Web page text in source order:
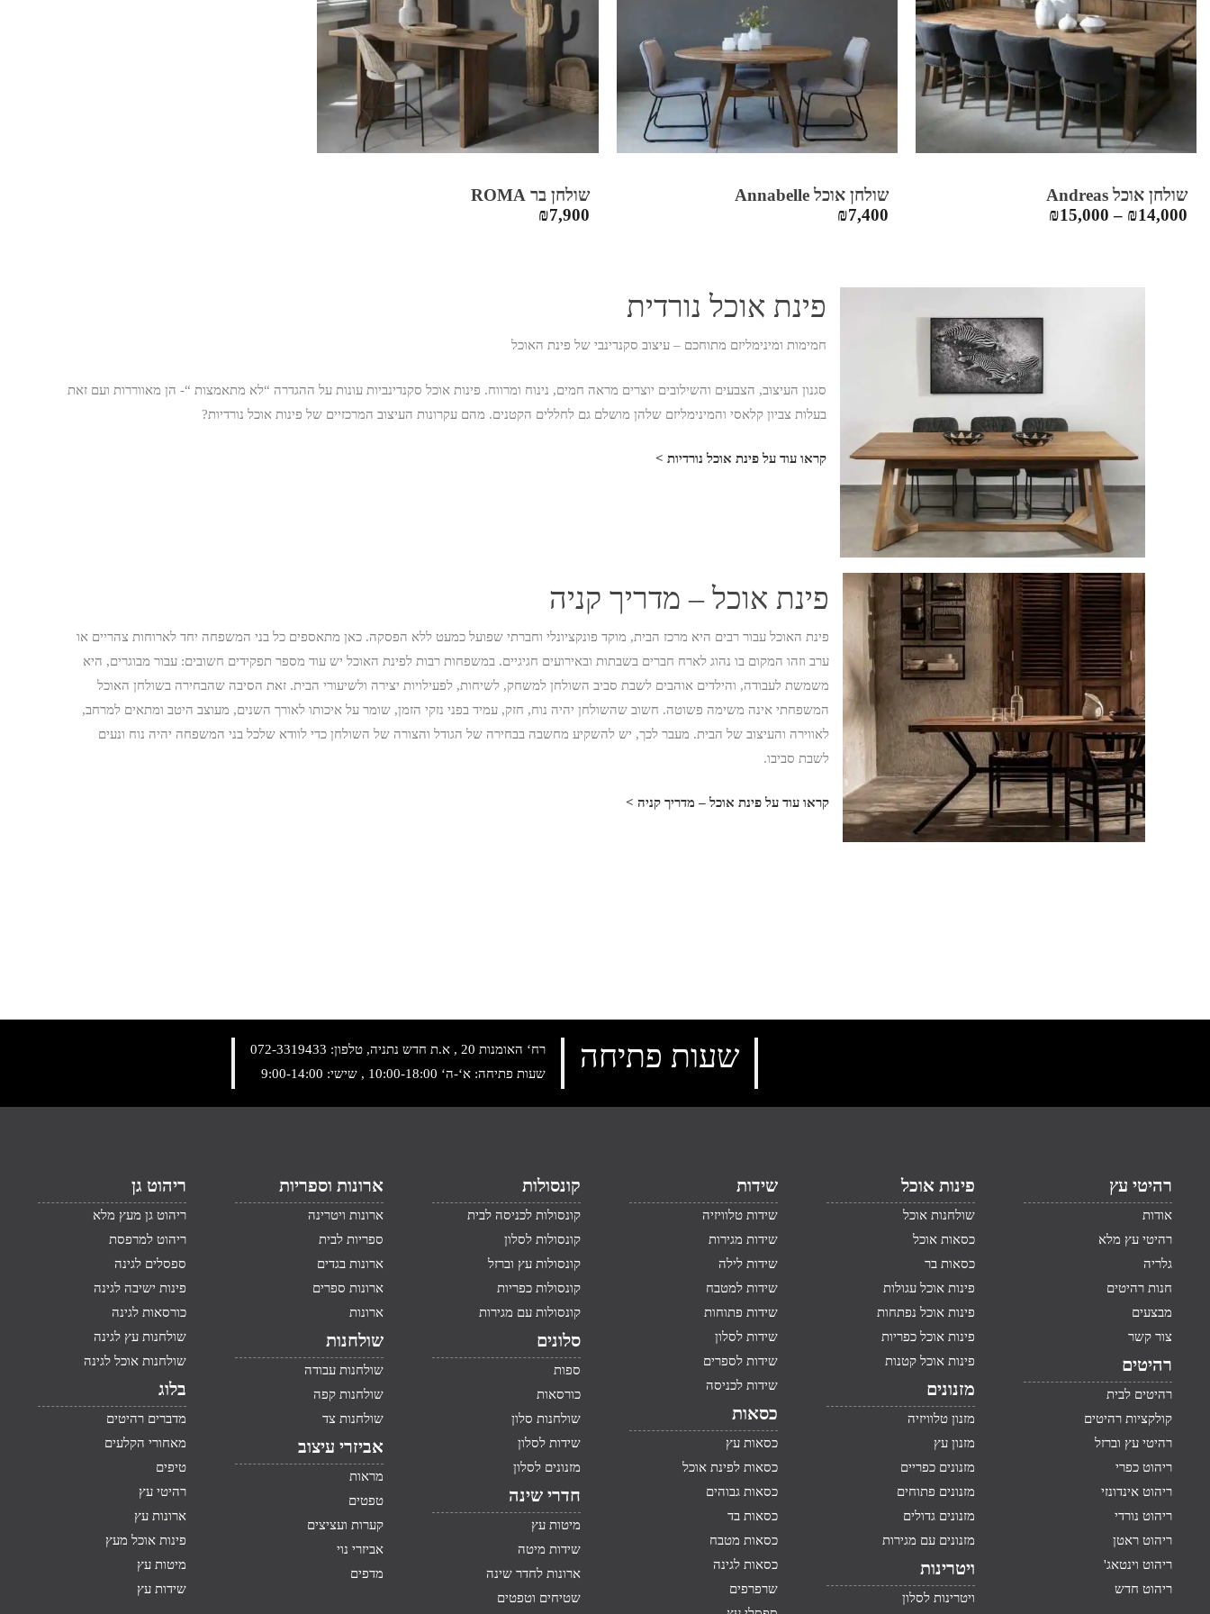
שולחן אוכל Andreas
₪14,000
–
₪15,000
שולחן אוכל Annabelle
₪7,400
שולחן בר ROMA
₪7,900
פינת אוכל נורדית
חמימות ומינימליזם מתוחכם – עיצוב סקנדינבי של פינת האוכל
סגנון העיצוב, הצבעים והשילובים יוצרים מראה חמים, נינוח ומרווח. פינות אוכל סקנדינביות עונות על ההגדרה “לא מתאמצות “- הן מאווררות ועם זאת
בעלות צביון קלאסי והמינימליזם שלהן מושלם גם לחללים הקטנים. מהם עקרונות העיצוב המרכזיים של פינות אוכל נורדיות?
קראו עוד על פינת אוכל נורדיות >
פינת אוכל – מדריך קניה
פינת האוכל עבור רבים היא מרכז הבית, מוקד פונקציונלי וחברתי שפועל כמעט ללא הפסקה. כאן מתאספים כל בני המשפחה יחד לארוחות צהריים או
ערב וזהו המקום בו נהוג לארח חברים בשבתות ובאירועים חגיגיים. במשפחות רבות לפינת האוכל יש עוד מספר תפקידים חשובים: עבור מבוגרים, היא
משמשת לעבודה, והילדים אוהבים לשבת סביב השולחן למשחק, לשיחות, לפעילויות יצירה ולשיעורי הבית. זאת הסיבה שהבחירה בשולחן האוכל
המשפחתי אינה משימה פשוטה. חשוב שהשולחן יהיה נוח, חזק, עמיד בפני נזקי הזמן, שומר על איכותו לאורך השנים, מעוצב היטב ומתאים למרחב,
לאווירה והעיצוב של הבית. מעבר לכך, יש להשקיע מחשבה בבחירה של הגודל והצורה של השולחן כדי לוודא שלכל בני המשפחה יהיה נוח ונעים
לשבת סביבו.
קראו עוד על פינת אוכל – מדריך קניה >
רח‘ האומנות 20 , א.ת חדש נתניה, טלפון:
072-3319433
שעות פתיחה: א‘-ה‘ 10:00-18:00 , שישי: 9:00-14:00
שעות פתיחה
רהיטי עץ
אודות
רהיטי עץ מלא
גלריה
חנות רהיטים
מבצעים
צור קשר
רהיטים
רהיטים לבית
קולקציות רהיטים
רהיטי עץ וברזל
ריהוט כפרי
ריהוט אינדונזי
ריהוט נורדי
ריהוט ראטן
ריהוט וינטאג'
ריהוט חדש
פינות אוכל
שולחנות אוכל
כסאות אוכל
כסאות בר
פינות אוכל עגולות
פינות אוכל נפתחות
פינות אוכל כפריות
פינות אוכל קטנות
מזנונים
מזנון טלוויזיה
מזנון עץ
מזנונים כפריים
מזנונים פתוחים
מזנונים גדולים
מזנונים עם מגירות
ויטרינות
ויטרינות לסלון
שידות
שידות טלוויזיה
שידות מגירות
שידות לילה
שידות למטבח
שידות פתוחות
שידות לסלון
שידות לספרים
שידות לכניסה
כסאות
כסאות עץ
כסאות לפינת אוכל
כסאות גבוהים
כסאות בד
כסאות מטבח
כסאות לגינה
שרפרפים
קונסולות
קונסולות לכניסה לבית
קונסולות לסלון
קונסולות עץ וברזל
קונסולות כפריות
קונסולות עם מגירות
סלונים
ספות
כורסאות
שולחנות סלון
שידות לסלון
מזנונים לסלון
חדרי שינה
מיטות עץ
שידות מיטה
ארונות לחדר שינה
שטיחים וטפטים
ארונות וספריות
ארונות ויטרינה
ספריות לבית
ארונות בגדים
ארונות ספרים
ארונות
שולחנות
שולחנות עבודה
שולחנות קפה
שולחנות צד
אביזרי עיצוב
מראות
טפטים
קערות ועציצים
אביזרי נוי
מדפים
ריהוט גן
ריהוט גן מעץ מלא
ריהוט למרפסת
ספסלים לגינה
פינות ישיבה לגינה
כורסאות לגינה
שולחנות עץ לגינה
שולחנות אוכל לגינה
בלוג
מדברים רהיטים
מאחורי הקלעים
טיפים
רהיטי עץ
ארונות עץ
פינות אוכל מעץ
מיטות עץ
שידות עץ